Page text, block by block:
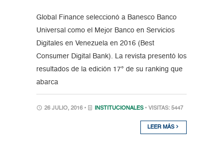
Global Finance seleccionó a Banesco Banco
Universal como el Mejor Banco en Servicios
Digitales en Venezuela en 2016 (Best
Consumer Digital Bank). La revista presentó los
resultados de la edición 17° de su ranking que
abarca
26 JULIO, 2016 • INSTITUCIONALES • VISITAS: 5447
LEER MÁS